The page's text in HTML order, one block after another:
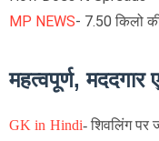
MP NEWS- 7.50 किलो की
महत्वपूर्ण, मददगार
GK in Hindi- शिवलिंग पर